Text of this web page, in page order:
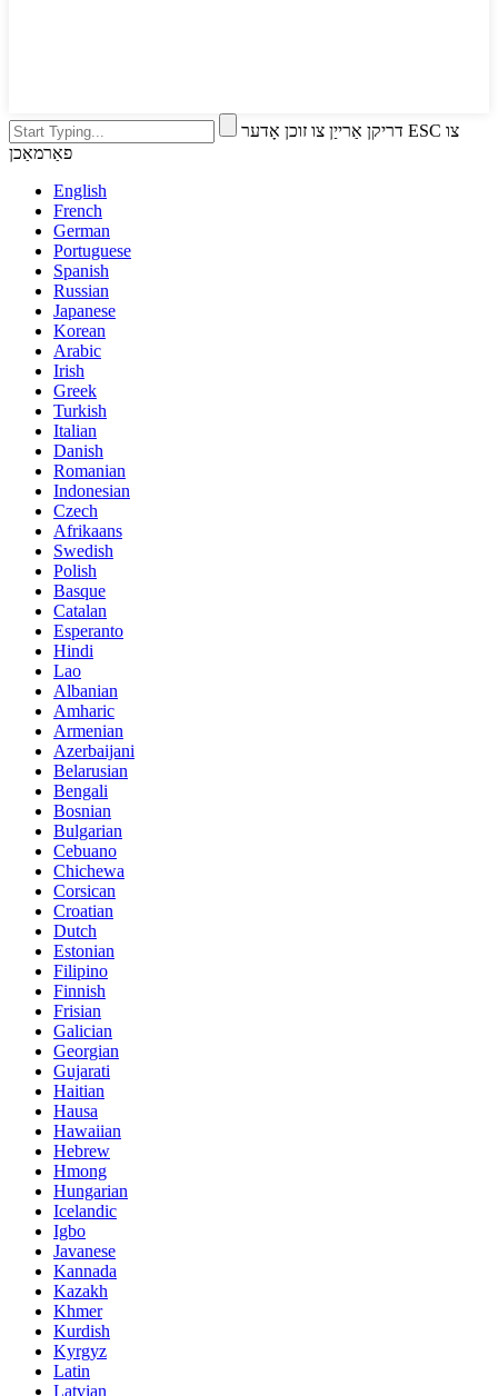
דריקן אַרייַן צו זוכן אָדער ESC צו
פאַרמאַכן
English
French
German
Portuguese
Spanish
Russian
Japanese
Korean
Arabic
Irish
Greek
Turkish
Italian
Danish
Romanian
Indonesian
Czech
Afrikaans
Swedish
Polish
Basque
Catalan
Esperanto
Hindi
Lao
Albanian
Amharic
Armenian
Azerbaijani
Belarusian
Bengali
Bosnian
Bulgarian
Cebuano
Chichewa
Corsican
Croatian
Dutch
Estonian
Filipino
Finnish
Frisian
Galician
Georgian
Gujarati
Haitian
Hausa
Hawaiian
Hebrew
Hmong
Hungarian
Icelandic
Igbo
Javanese
Kannada
Kazakh
Khmer
Kurdish
Kyrgyz
Latin
Latvian